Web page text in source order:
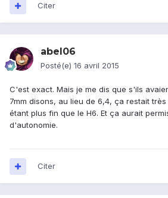
Citer
abel06
Posté(e) 16 avril 2015
C'est exact. Mais je me dis que s'ils
7mm disons, au lieu de 6,4, ça restait
étant plus fin que le H6. Et ça aurait
d'autonomie.
Citer